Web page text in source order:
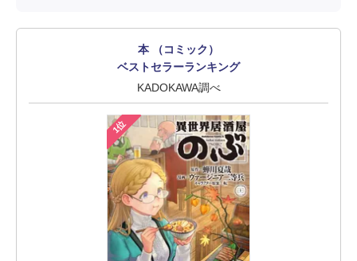
本 （コミック）
ベストセラーランキング
KADOKAWA調べ
1位